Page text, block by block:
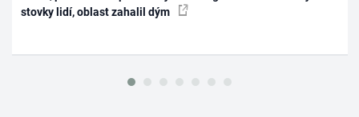
stovky lidí, oblast zahalil dým